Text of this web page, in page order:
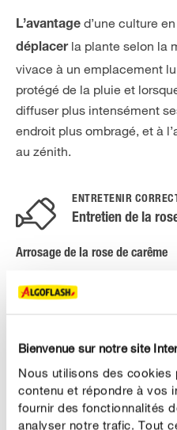
Bienvenue sur notre site
Nous utilisons des cookies
contenu et répondre à vos
fournir des fonctionnalités
analyser notre trafic. Tout
L’avantage d’une culture
déplacerla plante selon la
vivace à un emplacement
protégé de la pluie et
diffuser plus intensément
endroit plus ombragé, et à
au zénith.
ENTRETENIR
Entretien de la
Arrosage de la rose de carême
conseillons de choisir un
propagation des maladies
Il faut laisser la terre sécher
arrosages. En plein air, la